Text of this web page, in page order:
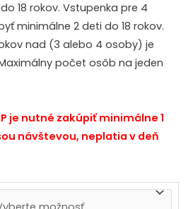
18 rokov. Vstupenka pre 4
minimálne 2 deti do 18 rokov.
nad (3 alebo 4 osoby) je
počet osôb na jeden
je nutné zakúpiť minimálne 1
návštevou, neplatia v deň